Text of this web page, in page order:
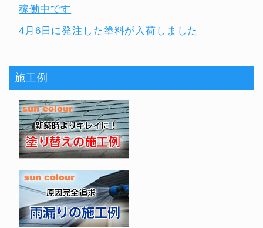
稼働中です
4月6日に発注した塗料が入荷しました
施工例